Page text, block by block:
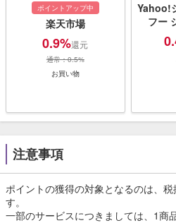
ポイントアップ中
楽天市場
0.9%還元
通常：0.5%
お買い物
Yahoo!
フー
注意事項
ポイントの獲得の対象となるのは、
す。
一部のサービスにつきましては、1商